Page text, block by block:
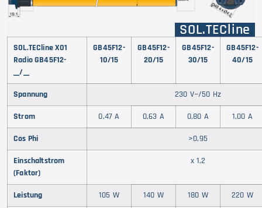
SOL.TECline
SOL.TECline X01
Radio GB45F12-
__/__
GB45F12-
10/15
GB45F12-
20/15
GB45F12-
30/15
GB45F12-
40/15
Spannung 230 V~/50 Hz
Strom 0,47 A 0,63 A 0,80 A 1,00 A
Cos Phi >0,95
Einschaltstrom
(Faktor)
x 1,2
Leistung 105 W 140 W 180 W 220 W